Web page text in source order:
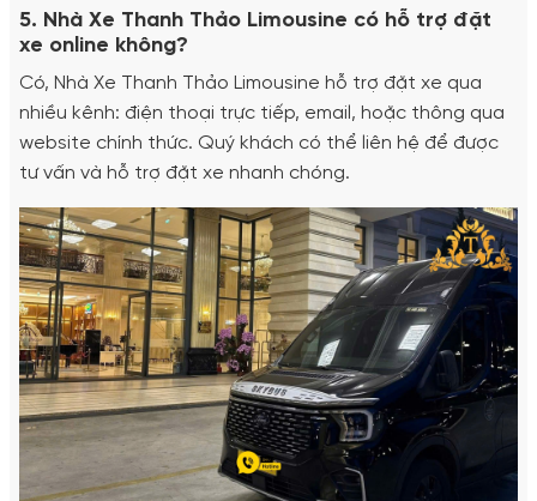
5. Nhà Xe Thanh Thảo Limousine có hỗ trợ đặt
xe online không?
Có, Nhà Xe Thanh Thảo Limousine hỗ trợ đặt xe qua
nhiều kênh: điện thoại trực tiếp, email, hoặc thông qua
website chính thức. Quý khách có thể liên hệ để được
tư vấn và hỗ trợ đặt xe nhanh chóng.